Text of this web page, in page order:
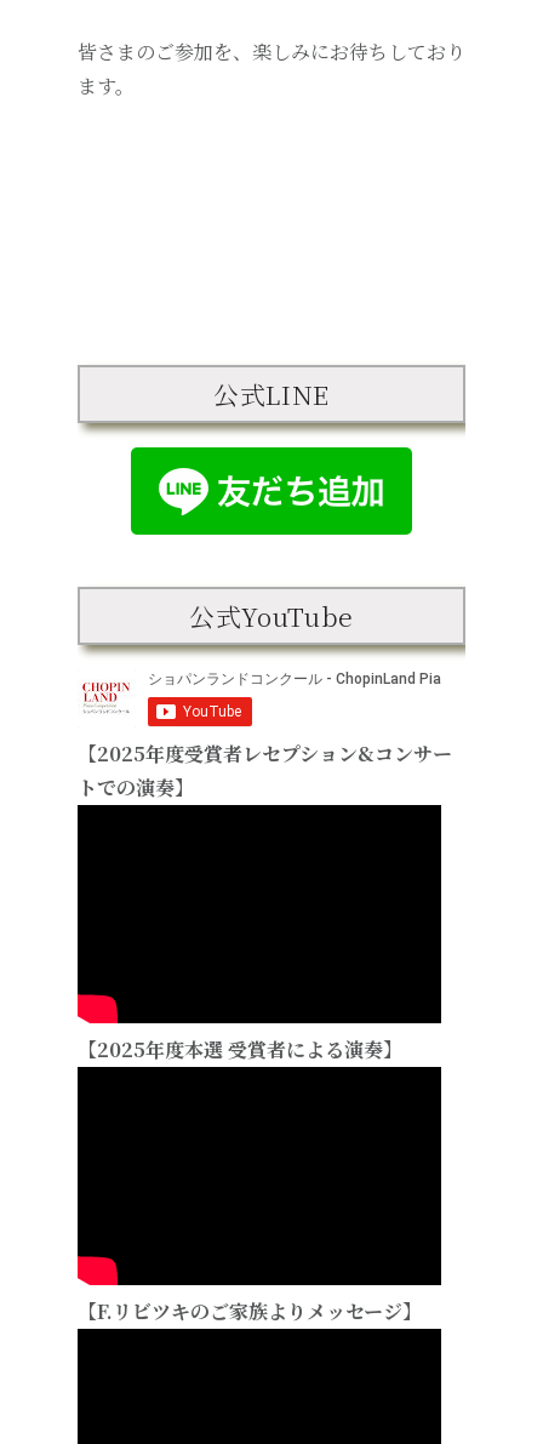
皆さまのご参加を、楽しみにお待ちしており
ます。
公式LINE
公式YouTube
【2025年度受賞者レセプション&コンサー
トでの演奏】
【2025年度本選 受賞者による演奏】
【F.リビツキのご家族よりメッセージ】